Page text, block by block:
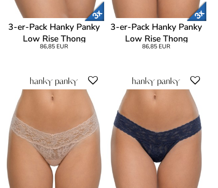
3-er-Pack Hanky Panky
Low Rise Thong
86,85 EUR
3-er-Pack Hanky Panky
Low Rise Thong
86,85 EUR